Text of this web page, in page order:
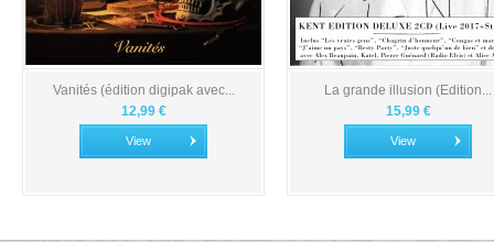
Vanités (édition digipak avec...
12,99 €
View
La grande illusion (Edition...
15,99 €
View